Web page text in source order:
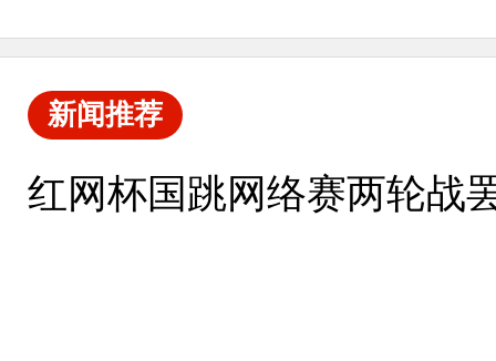
新闻推荐
红网杯国跳网络赛两轮战